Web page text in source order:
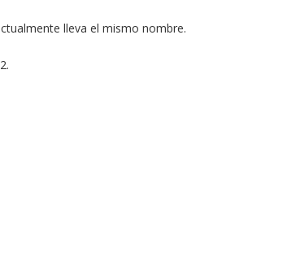
lleva el mismo nombre.